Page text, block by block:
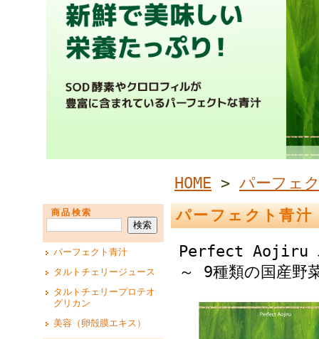
商品検索
パーフェクト青汁
タルトチェリージュース
タルトチェリープロテオ
グリカン
美容（卵殻膜エキス）
HOME > パーフェ
パーフェクト青
Perfect Aojiru パ
～ 9種類の国産野